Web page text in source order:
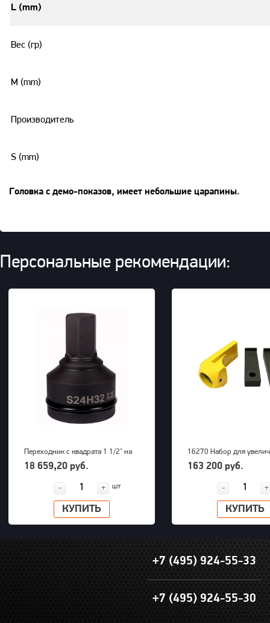
L (mm)
Вес (гр)
M (mm)
Производитель
S (mm)
Головка с демо-показов, имеет небольшие царапины.
Персональные рекомендации:
Переходник с квадрата 1 1/2" на
внешний шестигранник 32 мм
18 659,20 руб.
- + шт
КУПИТЬ
16270 Набор для
радиуса снятия
163 200 руб.
- +
КУПИТЬ
+7 (495) 924-55-33
+7 (495) 924-55-30